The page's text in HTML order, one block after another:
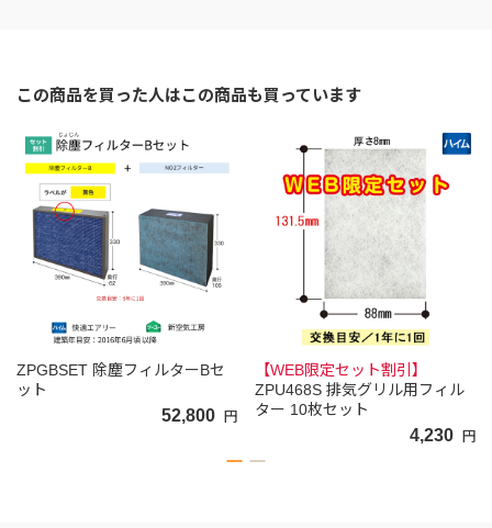
この商品を買った人はこの商品も買っています
ZPGBSET 除塵フィルターBセ
ット
52,800 円
【WEB限定セット割引】
ZPU468S 排気グリル用フィル
ター 10枚セット
4,230 円